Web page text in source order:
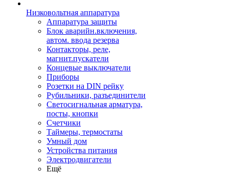
Низковольтная аппаратура
Аппаратура защиты
Блок аварийн.включения,
автом. ввода резерва
Контакторы, реле,
магнит.пускатели
Концевые выключатели
Приборы
Розетки на DIN рейку
Рубильники, разъединители
Светосигнальная арматура,
посты, кнопки
Счетчики
Таймеры, термостаты
Умный дом
Устройства питания
Электродвигатели
Ещё